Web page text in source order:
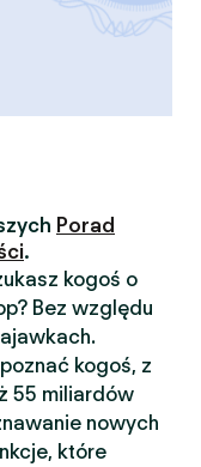
Porad
.
kogoś o
Bez względu
kogoś, z
55 miliardów
nowych
które